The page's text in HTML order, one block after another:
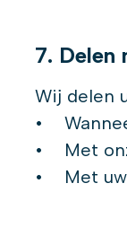
7. Delen
Wij delen
•
• Met
• Met uw